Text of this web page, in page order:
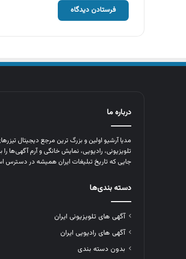
درباره ما
مدیا آرشیو اولین و بزرگ‌ ترین مرجع دیجیتال
تلویزیونی، رادیویی، نمایش خانگی و آرم‌ آگهی‌ها
جایی که تاریخ تبلیغات ایران همیشه در دسترس
دسته بندی‌ها
آگهی های تلویزیونی ایران
آگهی های رادیویی ایران
بدون دسته بندی